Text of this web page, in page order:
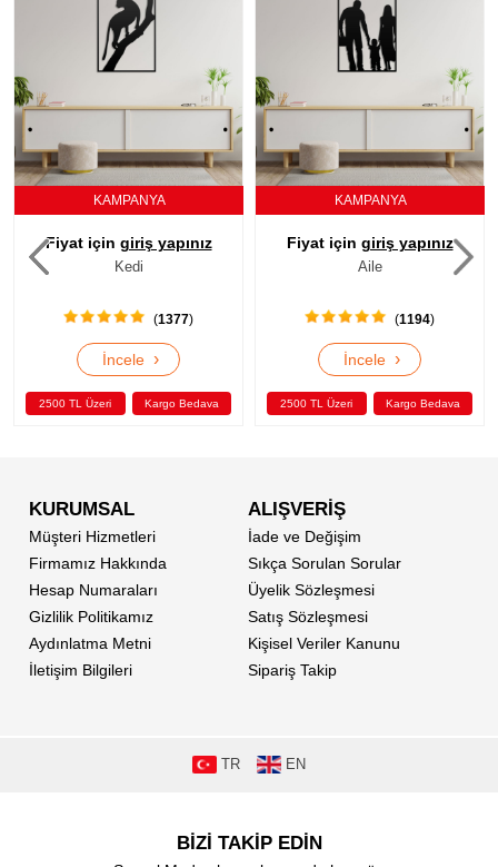
KAMPANYA
Fiyat için giriş yapınız
Kedi
(1377)
İncele ›
2500 TL Üzeri Kargo Bedava
KAMPANYA
Fiyat için giriş yapınız
Aile
(1194)
İncele ›
2500 TL Üzeri Kargo Bedava
KURUMSAL
Müşteri Hizmetleri
Firmamız Hakkında
Hesap Numaraları
Gizlilik Politikamız
Aydınlatma Metni
İletişim Bilgileri
ALIŞVERİŞ
İade ve Değişim
Sıkça Sorulan Sorular
Üyelik Sözleşmesi
Satış Sözleşmesi
Kişisel Veriler Kanunu
Sipariş Takip
TR EN
BİZİ TAKİP EDİN